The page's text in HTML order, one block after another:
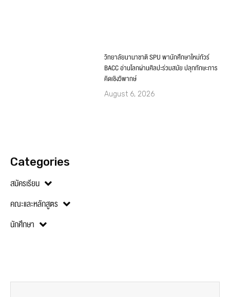
วิทยาลัยนานาชาติ SPU พานักศึกษาใหม่ทัวร์
BACC อ่านโลกผ่านศิลปะร่วมสมัย ปลุกทักษะการ
คิดเชิงวิพากษ์
August 6, 2026
Categories
สมัครเรียน
คณะและหลักสูตร
นักศึกษา